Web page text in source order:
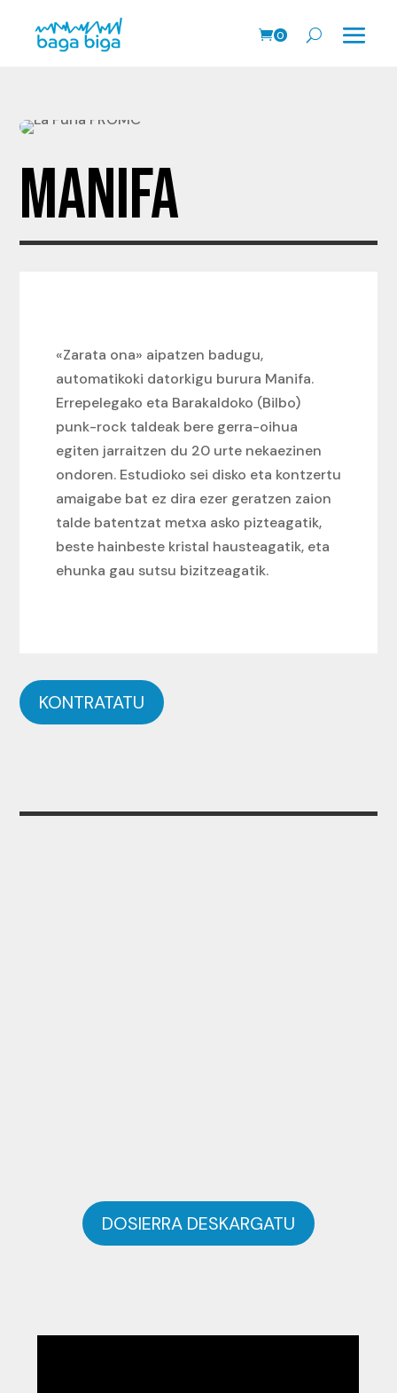
0
MANIFA
«Zarata ona» aipatzen badugu,
automatikoki datorkigu burura Manifa.
Errepelegako eta Barakaldoko (Bilbo)
punk-rock taldeak bere gerra-oihua
egiten jarraitzen du 20 urte nekaezinen
ondoren. Estudioko sei disko eta kontzertu
amaigabe bat ez dira ezer geratzen zaion
talde batentzat metxa asko pizteagatik,
beste hainbeste kristal hausteagatik, eta
ehunka gau sutsu bizitzeagatik.
KONTRATATU
DOSIERRA DESKARGATU